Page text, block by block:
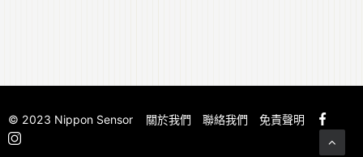
© 2023 Nippon Sensor 關於我們 聯絡我們 免責聲明